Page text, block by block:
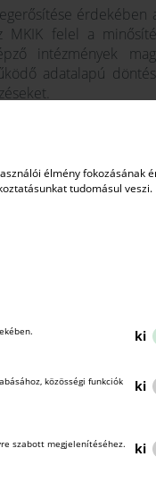
élmény fokozásának
tudomásul veszi.
ki
közösségi funkciók
ki
szabott megjelenítéséhez.
ki
érdekében
felel a
intézmények
adatalapú
hatásköre, ezzel is
követi a
vállalkozásokat.